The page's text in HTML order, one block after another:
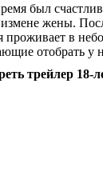
был
жены.
проживает в
отобрать у
трейлер 18-